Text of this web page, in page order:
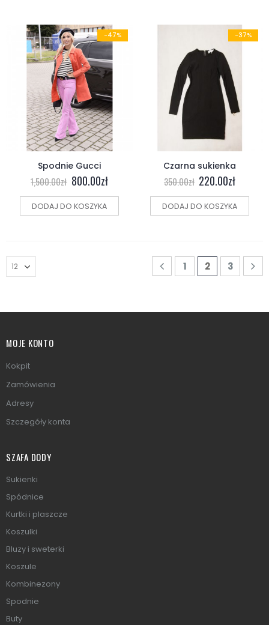
-47%
Spodnie Gucci
1,500.00zł 800.00zł
DODAJ DO KOSZYKA
-37%
Czarna sukienka
350.00zł 220.00zł
DODAJ DO KOSZYKA
1 2 3
MOJE KONTO
Kokpit
Zamówienia
Adresy
Szczegóły konta
SZAFA DODY
Sukienki
Spódnice
Kurtki i plaszcze
Koszulki
Bluzy i sweterki
Koszule
Kombinezony
Spodnie
Buty